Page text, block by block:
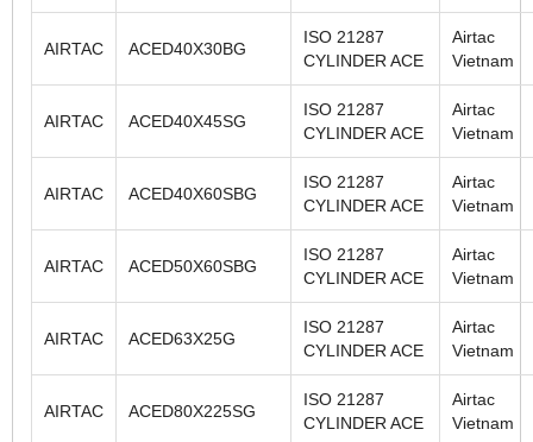
AIRTAC ACED40X30BG
ISO 21287
CYLINDER ACE
Airtac
Vietnam
AIRTAC ACED40X45SG
ISO 21287
CYLINDER ACE
Airtac
Vietnam
AIRTAC ACED40X60SBG
ISO 21287
CYLINDER ACE
Airtac
Vietnam
AIRTAC ACED50X60SBG
ISO 21287
CYLINDER ACE
Airtac
Vietnam
AIRTAC ACED63X25G
ISO 21287
CYLINDER ACE
Airtac
Vietnam
AIRTAC ACED80X225SG
ISO 21287
CYLINDER ACE
Airtac
Vietnam